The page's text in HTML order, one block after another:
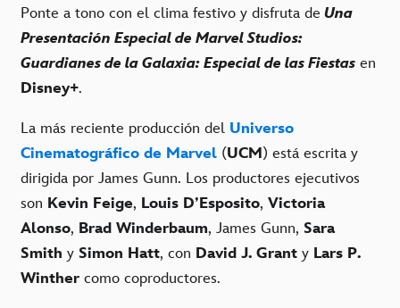
Ponte a tono con el clima festivo y disfruta de Una
Presentación Especial de Marvel Studios:
Guardianes de la Galaxia: Especial de las Fiestas en
Disney+.
La más reciente producción del Universo
Cinematográfico de Marvel (UCM) está escrita y
dirigida por James Gunn. Los productores ejecutivos
son Kevin Feige, Louis D’Esposito, Victoria
Alonso, Brad Winderbaum, James Gunn, Sara
Smith y Simon Hatt, con David J. Grant y Lars P.
Winther como coproductores.